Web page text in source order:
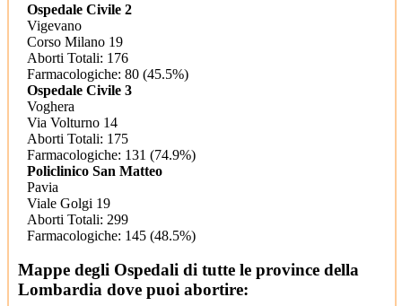
Ospedale Civile 2
Vigevano
Corso Milano 19
Aborti Totali: 176
Farmacologiche: 80 (45.5%)
Ospedale Civile 3
Voghera
Via Volturno 14
Aborti Totali: 175
Farmacologiche: 131 (74.9%)
Policlinico San Matteo
Pavia
Viale Golgi 19
Aborti Totali: 299
Farmacologiche: 145 (48.5%)
Mappe degli Ospedali di tutte le province della
Lombardia dove puoi abortire: